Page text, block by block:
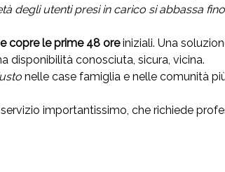
degli utenti presi in carico si abbassa
copre le prime 48 oreiniziali. Una
disponibilità conosciuta, sicura, vicina.
nelle case famiglia e nelle comunità
importantissimo, che richiede